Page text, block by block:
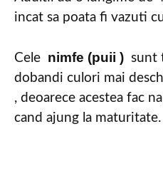
incat sa poata fi vazuti
Cele nimfe (puii ) sunt
dobandi culori mai
, deoarece acestea fac
cand ajung la maturitate.